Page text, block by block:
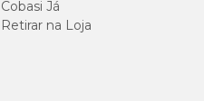
Cobasi Já
Retirar na Loja